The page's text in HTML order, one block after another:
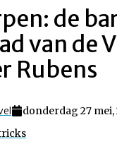
de
van de
Rubens
donderdag 27 mei,